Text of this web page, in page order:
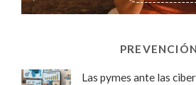
PREVENCIÓN
Las pymes ante las